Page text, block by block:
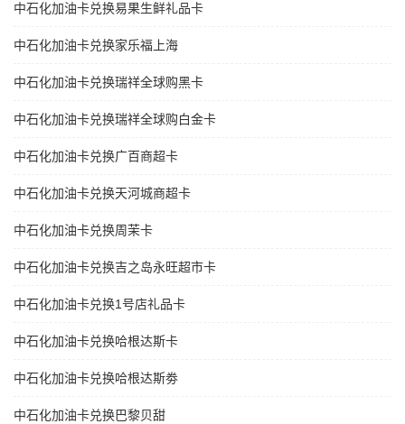
中石化加油卡兑换易果生鲜礼品卡
中石化加油卡兑换家乐福上海
中石化加油卡兑换瑞祥全球购黑卡
中石化加油卡兑换瑞祥全球购白金卡
中石化加油卡兑换广百商超卡
中石化加油卡兑换天河城商超卡
中石化加油卡兑换周茉卡
中石化加油卡兑换吉之岛永旺超市卡
中石化加油卡兑换1号店礼品卡
中石化加油卡兑换哈根达斯卡
中石化加油卡兑换哈根达斯劵
中石化加油卡兑换巴黎贝甜